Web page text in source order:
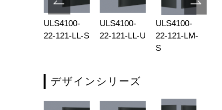
ULS4100-
22-121-LL-S
ULS4100-
22-121-LL-U
ULS4100-
22-121-LM-
S
デザインシリーズ